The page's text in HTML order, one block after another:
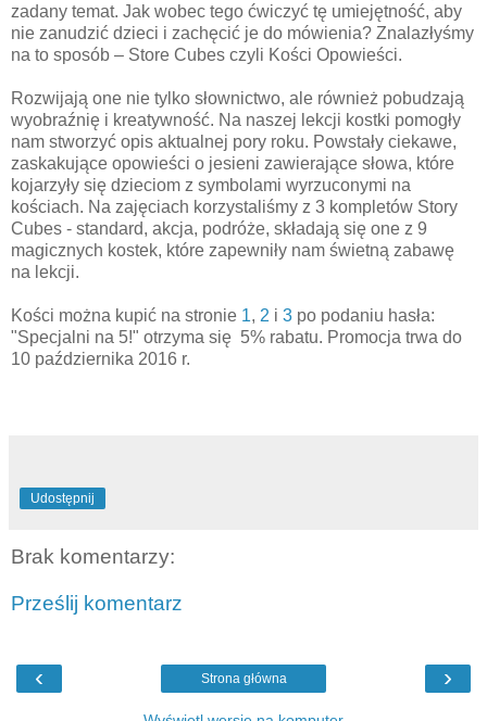
zadany temat. Jak wobec tego ćwiczyć tę umiejętność, aby
nie zanudzić dzieci i zachęcić je do mówienia? Znalazłyśmy
na to sposób – Store Cubes czyli Kości Opowieści.
Rozwijają one nie tylko słownictwo, ale również pobudzają
wyobraźnię i kreatywność. Na naszej lekcji kostki pomogły
nam stworzyć opis aktualnej pory roku. Powstały ciekawe,
zaskakujące opowieści o jesieni zawierające słowa, które
kojarzyły się dzieciom z symbolami wyrzuconymi na
kościach. Na zajęciach korzystaliśmy z 3 kompletów Story
Cubes - standard, akcja, podróże, składają się one z 9
magicznych kostek, które zapewniły nam świetną zabawę
na lekcji.
Kości można kupić na stronie 1, 2 i 3 po podaniu hasła:
"Specjalni na 5!" otrzyma się 5% rabatu. Promocja trwa do
10 października 2016 r.
Udostępnij
Brak komentarzy:
Prześlij komentarz
‹ ›
Strona główna